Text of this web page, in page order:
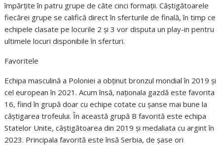
împărțite în patru grupe de câte cinci formații. Câștigătoarele
fiecărei grupe se califică direct în sferturile de finală, în timp ce
echipele clasate pe locurile 2 și 3 vor disputa un play-in pentru
ultimele locuri disponibile în sferturi.
Favoritele
Echipa masculină a Poloniei a obținut bronzul mondial în 2019 și
cel european în 2021. Acum însă, naționala gazdă este favorita
16, fiind în grupă doar cu echipe cotate cu șanse mai bune la
câștigarea trofeului. În această grupă B favorită este echipa
Statelor Unite, câștigătoarea din 2019 și medaliata cu argint în
2023. Principala favorită este însă Serbia, de șase ori